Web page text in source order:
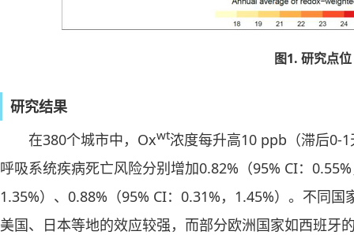
图1. 研究点位
研究结果
在380个城市中，Oxwt浓度每升高10 ppb（滞后0-
呼吸系统疾病死亡风险分别增加0.82%（95% CI：
1.35%）、0.88%（95% CI：0.31%，1.45%）。不同
美国、日本等地的效应较强，而部分欧洲国家如西班牙